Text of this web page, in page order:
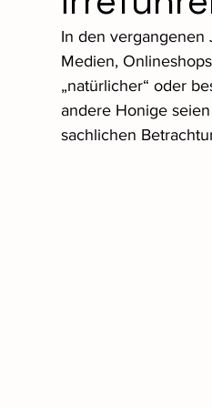
In den vergangenen
Medien,
„natürlicher“ oder
andere Honige
sachlichen